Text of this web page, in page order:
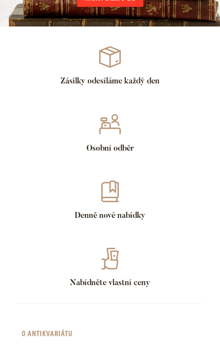
Zásilky odesíláme každý den
Osobní odběr
Denně nové nabídky
Nabídněte vlastní ceny
O ANTIKVARIÁTU